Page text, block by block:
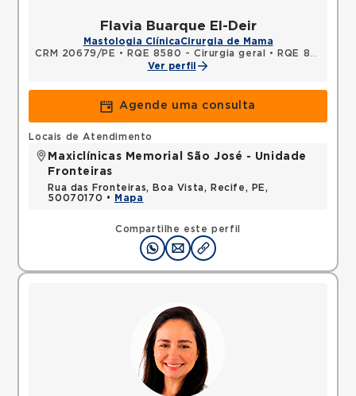
Flavia Buarque El-Deir
Mastologia ClínicaCirurgia de Mama
CRM 20679/PE • RQE 8580 - Cirurgia geral •
RQE 8581 - Mastologia
Ver perfil
Agende uma consulta
Compartilhe este perfil
Locais de Atendimento
Maxiclínicas Memorial São José - Unidade
Fronteiras
Rua das Fronteiras, Boa Vista, Recife, PE,
50070170 •
Mapa